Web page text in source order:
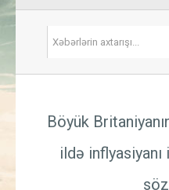
Böyük
ildə